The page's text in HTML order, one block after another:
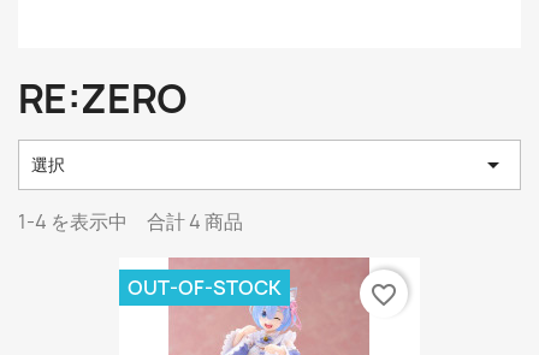
RE:ZERO
選択 
1-4 を表示中 合計 4 商品
OUT-OF-STOCK favorite_border